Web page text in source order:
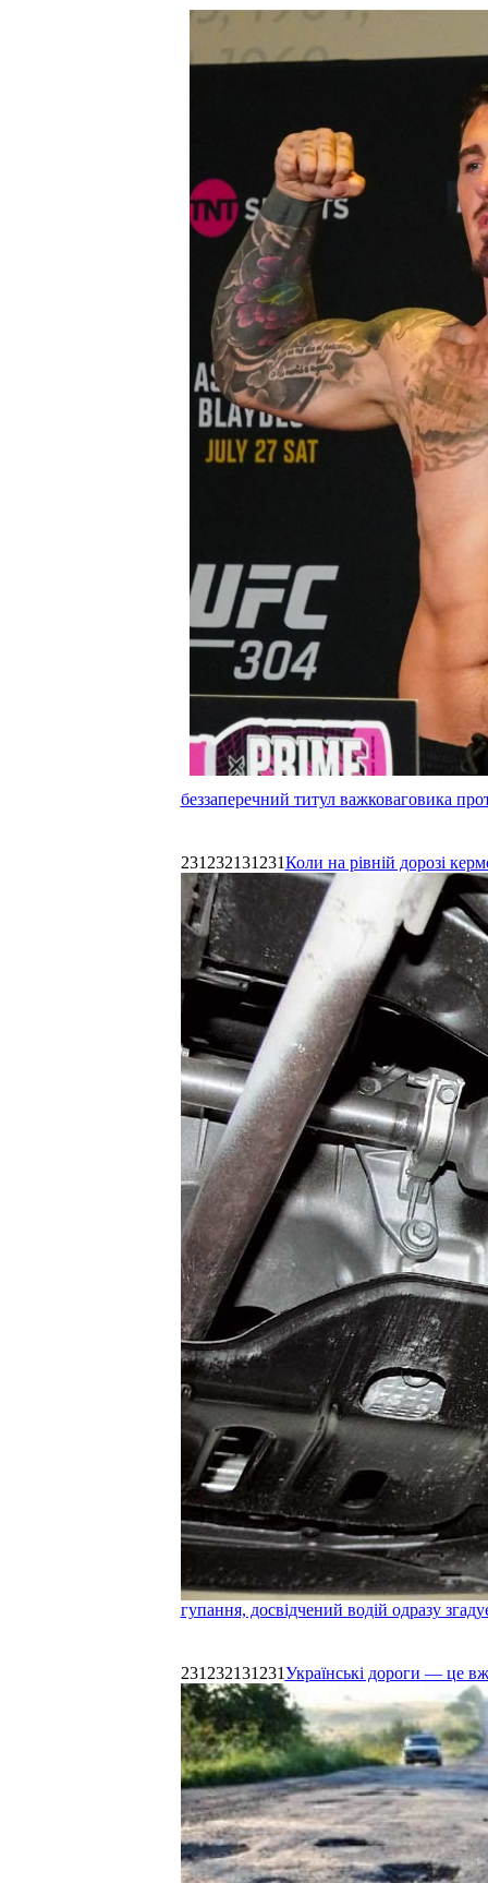
беззаперечний титул важковаговика
231232131231Коли на рівній дорозі
гупання, досвідчений водій одразу
231232131231Українські дороги — це